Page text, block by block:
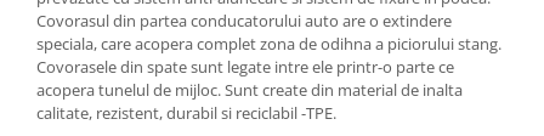
Intretinere moto
Intretinere echipament moto
Curatare moto
Covorasul din partea conducatorului auto are o extindere
speciala, care acopera complet zona de odihna a piciorului stang.
Covorasele din spate sunt legate intre ele printr-o parte ce
acopera tunelul de mijloc. Sunt create din material de inalta
calitate, rezistent, durabil si reciclabil -TPE.